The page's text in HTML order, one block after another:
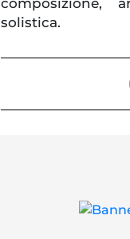
solistica.